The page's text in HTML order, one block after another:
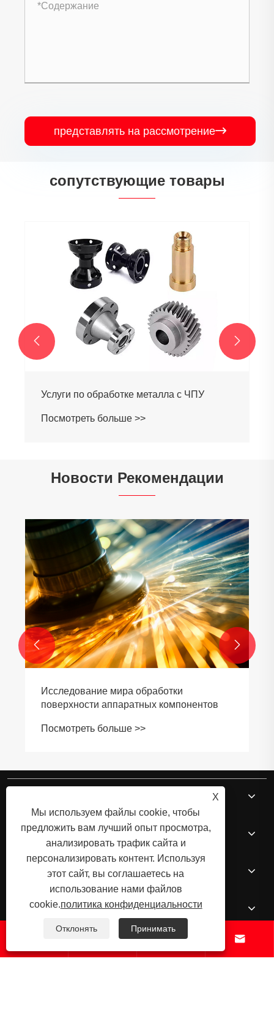
представлять на рассмотрение
сопутствующие товары
Услуги по обработке металла с ЧПУ
Посмотреть больше >>
 
Новости Рекомендации
Исследование мира обработки
поверхности аппаратных компонентов
Посмотреть больше >>
 
Продукция
Новости
Контакты
 
X
Мы используем файлы cookie, чтобы
предложить вам лучший опыт просмотра,
анализировать трафик сайта и
персонализировать контент. Используя
этот сайт, вы соглашаетесь на
использование нами файлов
cookie.политика конфиденциальности
Отклонять Принимать